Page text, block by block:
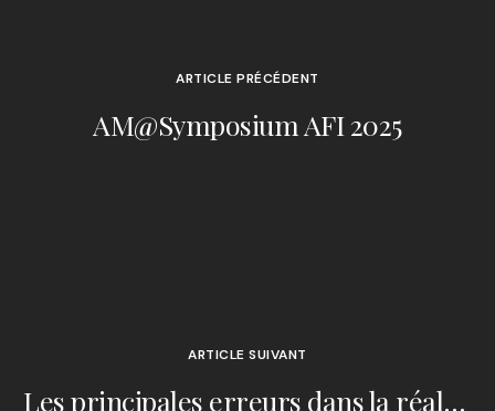
ARTICLE PRÉCÉDENT
AM@Symposium AFI 2025
ARTICLE SUIVANT
Les principales erreurs dans la réalisation d'une étude de fumée